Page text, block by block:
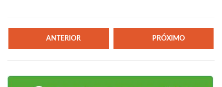
ANTERIOR PRÓXIMO